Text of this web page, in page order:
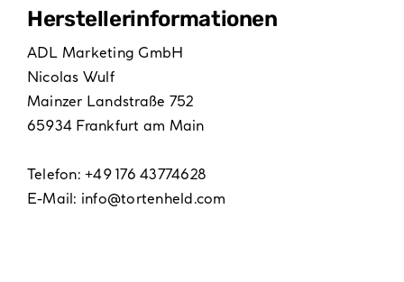
Hersteller­informationen
ADL Marketing GmbH
Nicolas Wulf
Mainzer Landstraße 752
65934 Frankfurt am Main
Telefon: +49 176 43774628
E-Mail: info@tortenheld.com